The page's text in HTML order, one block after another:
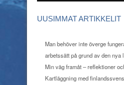
UUSIMMAT ARTIKKELIT
Man behöver inte överge
arbetssätt på grund av den nya
Min väg framåt – reflektioner
Kartläggning med